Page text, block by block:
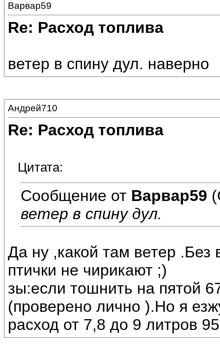
Варвар59
Re: Расход топлива
ветер в спину дул. наверно
Андрей710
Re: Расход топлива
Цитата:
Сообщение от Варвар59
ветер в спину дул.
Да ну ,какой там ветер .Без
птички не чирикают ;)
зы:если тошнить на пятой
(проверено лично ).Но я
расход от 7,8 до 9 литров